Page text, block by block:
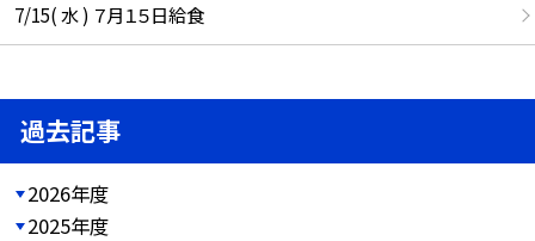
7/15( 水 ) ７月１５日給食
過去記事
2026年度
2025年度